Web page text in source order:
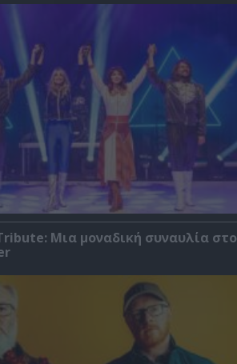
Μια μοναδική συναυλία στο